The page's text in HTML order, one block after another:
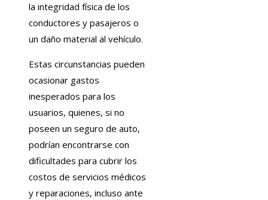
la integridad física de los
conductores y pasajeros o
un daño material al vehículo.
Estas circunstancias pueden
ocasionar gastos
inesperados para los
usuarios, quienes, si no
poseen un seguro de auto,
podrían encontrarse con
dificultades para cubrir los
costos de servicios médicos
y reparaciones, incluso ante